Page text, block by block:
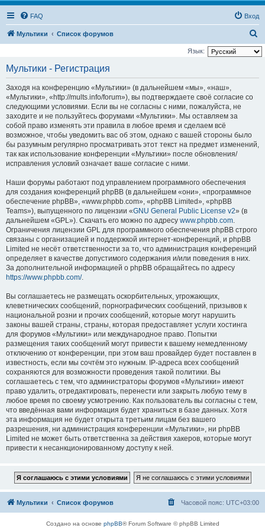
FAQ Вход
Мультики Список форумов
о
Язык:
Мультики - Регистрация
Заходя на конференцию «Мультики» (в дальнейшем «мы», «наш»,
«Мультики», «http://mults.info/forum»), вы подтверждаете своё согласие со
следующими условиями. Если вы не согласны с ними, пожалуйста, не
заходите и не пользуйтесь форумами «Мультики». Мы оставляем за
собой право изменять эти правила в любое время и сделаем всё
возможное, чтобы уведомить вас об этом, однако с вашей стороны было
бы разумным регулярно просматривать этот текст на предмет изменений,
так как использование конференции «Мультики» после обновления/
исправления условий означает ваше согласие с ними.
Наши форумы работают под управлением программного обеспечения
для создания конференций phpBB (в дальнейшем «они», «программное
обеспечение phpBB», «www.phpbb.com», «phpBB Limited», «phpBB
Teams»), выпущенного по лицензии «GNU General Public License v2» (в
дальнейшем «GPL»). Скачать его можно по адресу www.phpbb.com.
Ограничения лицензии GPL для программного обеспечения phpBB строго
связаны с организацией и поддержкой интернет-конференций, и phpBB
Limited не несёт ответственности за то, что администрация конференций
определяет в качестве допустимого содержания и/или поведения в них.
За дополнительной информацией о phpBB обращайтесь по адресу
https://www.phpbb.com/.
Вы соглашаетесь не размещать оскорбительных, угрожающих,
клеветнических сообщений, порнографических сообщений, призывов к
национальной розни и прочих сообщений, которые могут нарушить
законы вашей страны, страны, которая предоставляет услуги хостинга
для форумов «Мультики» или международное право. Попытки
размещения таких сообщений могут привести к вашему немедленному
отключению от конференции, при этом ваш провайдер будет поставлен в
известность, если мы сочтём это нужным. IP-адреса всех сообщений
сохраняются для возможности проведения такой политики. Вы
соглашаетесь с тем, что администраторы форумов «Мультики» имеют
право удалить, отредактировать, перенести или закрыть любую тему в
любое время по своему усмотрению. Как пользователь вы согласны с тем,
что введённая вами информация будет храниться в базе данных. Хотя
эта информация не будет открыта третьим лицам без вашего
разрешения, ни администрация конференции «Мультики», ни phpBB
Limited не может быть ответственна за действия хакеров, которые могут
привести к несанкционированному доступу к ней.
Мультики Список форумов Часовой пояс: UTC+03:00
Создано на основе phpBB® Forum Software © phpBB Limited